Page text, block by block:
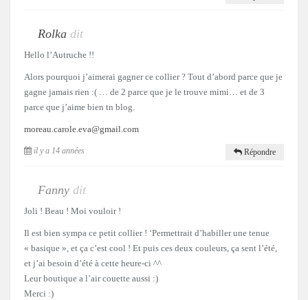
Rolka dit
Hello l’Autruche !!
Alors pourquoi j’aimerai gagner ce collier ? Tout d’abord parce que je
gagne jamais rien :( … de 2 parce que je le trouve mimi… et de 3
parce que j’aime bien tn blog.
moreau.carole.eva@gmail.com
il y a 14 années Répondre
Fanny dit
Joli ! Beau ! Moi vouloir !
Il est bien sympa ce petit collier ! ‘Permettrait d’habiller une tenue
« basique », et ça c’est cool ! Et puis ces deux couleurs, ça sent l’été,
et j’ai besoin d’été à cette heure-ci ^^
Leur boutique a l’air couette aussi :)
Merci :)